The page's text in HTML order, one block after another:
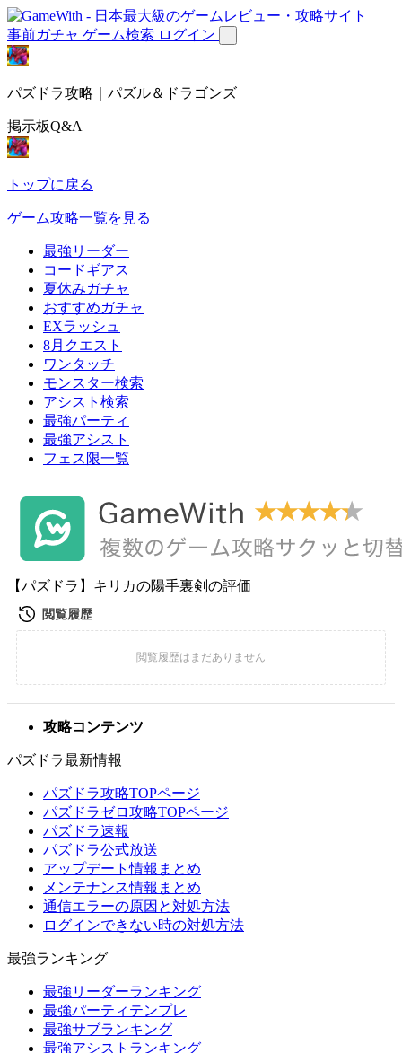
事前ガチャ ゲーム検索 ログイン
パズドラ攻略｜パズル＆ドラゴンズ
掲示板Q&A
トップに戻る
ゲーム攻略一覧を見る
最強リーダー
コードギアス
夏休みガチャ
おすすめガチャ
EXラッシュ
8月クエスト
ワンタッチ
モンスター検索
アシスト検索
最強パーティ
最強アシスト
フェス限一覧
【パズドラ】キリカの陽手裏剣の評価
攻略コンテンツ
パズドラ最新情報
パズドラ攻略TOPページ
パズドラゼロ攻略TOPページ
パズドラ速報
パズドラ公式放送
アップデート情報まとめ
メンテナンス情報まとめ
通信エラーの原因と対処方法
ログインできない時の対処方法
最強ランキング
最強リーダーランキング
最強パーティテンプレ
最強サブランキング
最強アシストランキング